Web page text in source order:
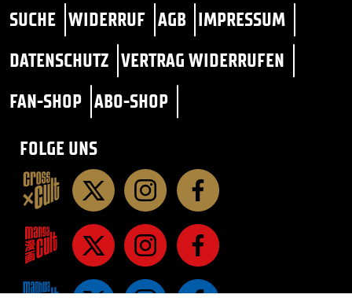
SUCHE WIDERRUF AGB IMPRESSUM
DATENSCHUTZ VERTRAG WIDERRUFEN
FAN-SHOP ABO-SHOP
FOLGE UNS